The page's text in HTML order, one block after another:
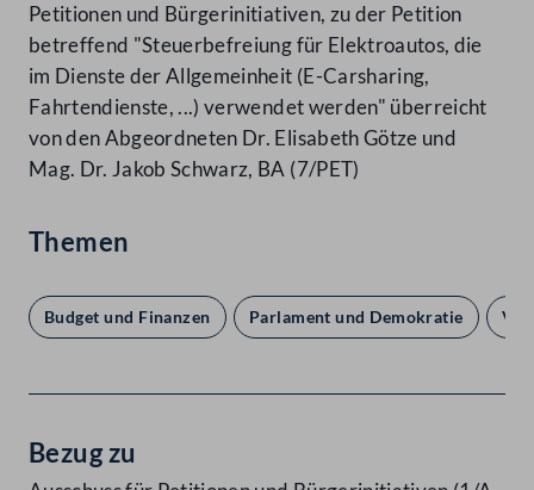
Petitionen und Bürgerinitiativen, zu der Petition
betreffend "Steuerbefreiung für Elektroautos, die
im Dienste der Allgemeinheit (E-Carsharing,
Fahrtendienste, ...) verwendet werden" überreicht
von den Abgeordneten Dr. Elisabeth Götze und
Mag. Dr. Jakob Schwarz, BA (7/PET)
Themen
Budget und Finanzen Parlament und Demokratie
Bezug zu